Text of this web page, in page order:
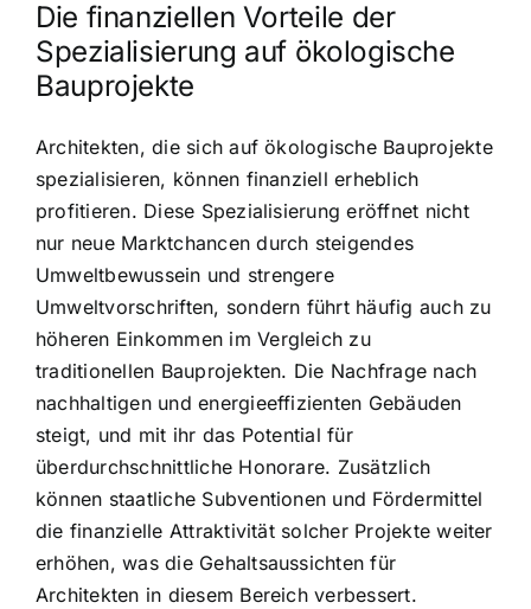
Die finanziellen Vorteile der
Spezialisierung auf ökologische
Bauprojekte
Architekten, die sich auf ökologische Bauprojekte
spezialisieren, können finanziell erheblich
profitieren. Diese Spezialisierung eröffnet nicht
nur neue Marktchancen durch steigendes
Umweltbewussein und strengere
Umweltvorschriften, sondern führt häufig auch zu
höheren Einkommen im Vergleich zu
traditionellen Bauprojekten. Die Nachfrage nach
nachhaltigen und energieeffizienten Gebäuden
steigt, und mit ihr das Potential für
überdurchschnittliche Honorare. Zusätzlich
können staatliche Subventionen und Fördermittel
die finanzielle Attraktivität solcher Projekte weiter
erhöhen, was die Gehaltsaussichten für
Architekten in diesem Bereich verbessert.